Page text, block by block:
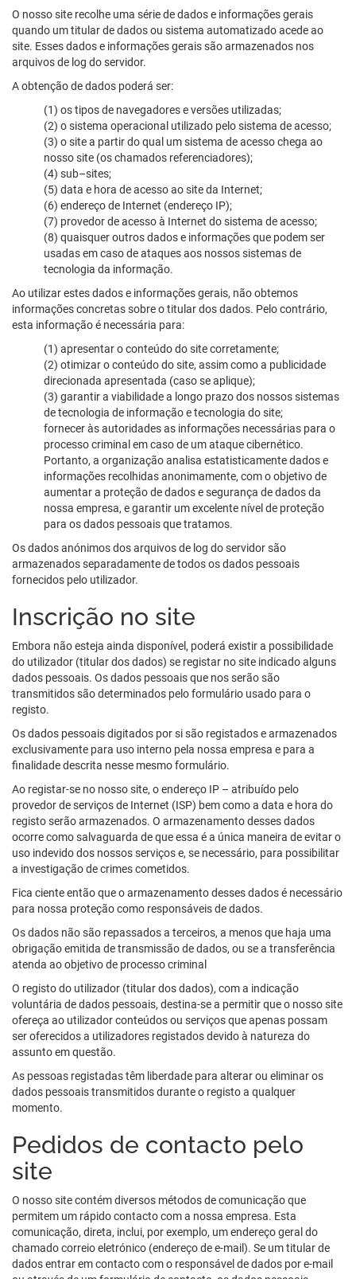
O nosso site recolhe uma série de dados e informações gerais
quando um titular de dados ou sistema automatizado acede ao
site. Esses dados e informações gerais são armazenados nos
arquivos de log do servidor.
A obtenção de dados poderá ser:
(1) os tipos de navegadores e versões utilizadas;
(2) o sistema operacional utilizado pelo sistema de acesso;
(3) o site a partir do qual um sistema de acesso chega ao
nosso site (os chamados referenciadores);
(4) sub–sites;
(5) data e hora de acesso ao site da Internet;
(6) endereço de Internet (endereço IP);
(7) provedor de acesso à Internet do sistema de acesso;
(8) quaisquer outros dados e informações que podem ser
usadas em caso de ataques aos nossos sistemas de
tecnologia da informação.
Ao utilizar estes dados e informações gerais, não obtemos
informações concretas sobre o titular dos dados. Pelo contrário,
esta informação é necessária para:
(1) apresentar o conteúdo do site corretamente;
(2) otimizar o conteúdo do site, assim como a publicidade
direcionada apresentada (caso se aplique);
(3) garantir a viabilidade a longo prazo dos nossos sistemas
de tecnologia de informação e tecnologia do site;
fornecer às autoridades as informações necessárias para o
processo criminal em caso de um ataque cibernético.
Portanto, a organização analisa estatisticamente dados e
informações recolhidas anonimamente, com o objetivo de
aumentar a proteção de dados e segurança de dados da
nossa empresa, e garantir um excelente nível de proteção
para os dados pessoais que tratamos.
Os dados anónimos dos arquivos de log do servidor são
armazenados separadamente de todos os dados pessoais
fornecidos pelo utilizador.
Inscrição no site
Embora não esteja ainda disponível, poderá existir a possibilidade
do utilizador (titular dos dados) se registar no site indicado alguns
dados pessoais. Os dados pessoais que nos serão são
transmitidos são determinados pelo formulário usado para o
registo.
Os dados pessoais digitados por si são registados e armazenados
exclusivamente para uso interno pela nossa empresa e para a
finalidade descrita nesse mesmo formulário.
Ao registar-se no nosso site, o endereço IP – atribuído pelo
provedor de serviços de Internet (ISP) bem como a data e hora do
registo serão armazenados. O armazenamento desses dados
ocorre como salvaguarda de que essa é a única maneira de evitar o
uso indevido dos nossos serviços e, se necessário, para possibilitar
a investigação de crimes cometidos.
Fica ciente então que o armazenamento desses dados é necessário
para nossa proteção como responsáveis de dados.
Os dados não são repassados a terceiros, a menos que haja uma
obrigação emitida de transmissão de dados, ou se a transferência
atenda ao objetivo de processo criminal
O registo do utilizador (titular dos dados), com a indicação
voluntária de dados pessoais, destina-se a permitir que o nosso site
ofereça ao utilizador conteúdos ou serviços que apenas possam
ser oferecidos a utilizadores registados devido à natureza do
assunto em questão.
As pessoas registadas têm liberdade para alterar ou eliminar os
dados pessoais transmitidos durante o registo a qualquer
momento.
Pedidos de contacto pelo
site
O nosso site contém diversos métodos de comunicação que
permitem um rápido contacto com a nossa empresa. Esta
comunicação, direta, inclui, por exemplo, um endereço geral do
chamado correio eletrónico (endereço de e-mail). Se um titular de
dados entrar em contacto com o responsável de dados por e-mail